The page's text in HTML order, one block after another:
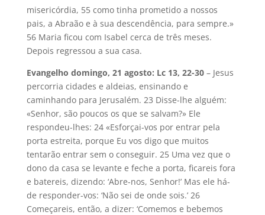
misericórdia, 55 como tinha prometido a nossos
pais, a Abraão e à sua descendência, para sempre.»
56 Maria ficou com Isabel cerca de três meses.
Depois regressou a sua casa.
Evangelho domingo, 21 agosto: Lc 13, 22-30– Jesus
percorria cidades e aldeias, ensinando e
caminhando para Jerusalém. 23 Disse-lhe alguém:
«Senhor, são poucos os que se salvam?» Ele
respondeu-lhes: 24 «Esforçai-vos por entrar pela
porta estreita, porque Eu vos digo que muitos
tentarão entrar sem o conseguir. 25 Uma vez que o
dono da casa se levante e feche a porta, ficareis fora
e batereis, dizendo: ‘Abre-nos, Senhor!’ Mas ele há-
de responder-vos: ‘Não sei de onde sois.’ 26
Começareis, então, a dizer: ‘Comemos e bebemos